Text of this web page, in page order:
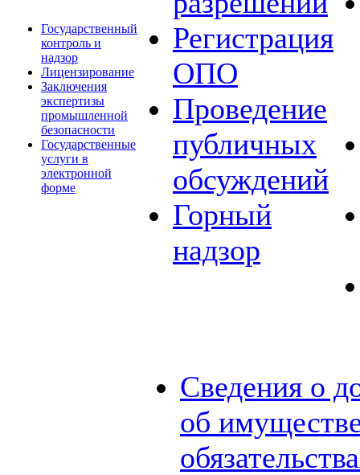
Государственный
контроль и
надзор
Лицензирование
Заключения
экспертизы
промышленной
безопасности
Государственные
услуги в
электронной
форме
Регистрация
ОПО
Проведение
публичных
обсуждений
Горный
надзор
Сведения о
об